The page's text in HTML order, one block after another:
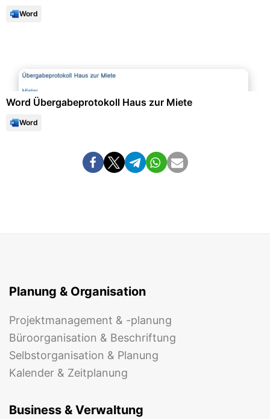
Word
Word Übergabeprotokoll Haus zur Miete
Word
Planung & Organisation
Projektmanagement & -planung
Büroorganisation & Beschriftung
Selbstorganisation & Planung
Kalender & Zeitplanung
Business & Verwaltung